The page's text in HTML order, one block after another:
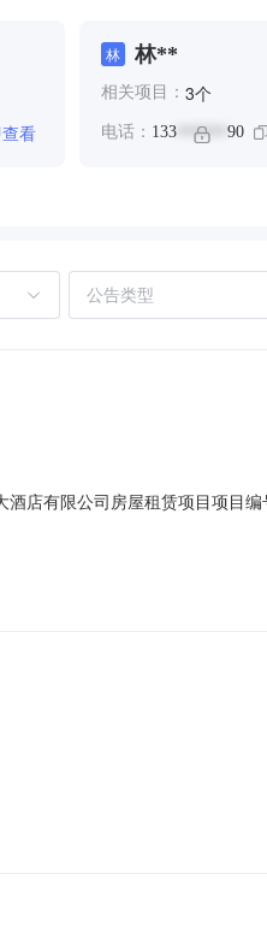
看
林 林**
相关项目： 3个
电话： 133 ****** 90
店有限公司房屋租赁项目项目